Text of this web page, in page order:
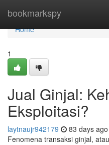
bookmarkspy
Home
Home
1
Jual Ginjal:
Eksploitasi?
laytnaujr942179 83 days ago
Fenomena transaksi ginjal,